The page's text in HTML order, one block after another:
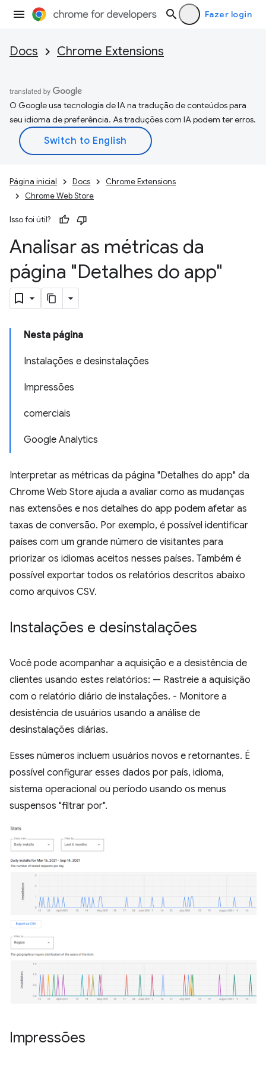
Fazer login
Docs Chrome Extensions
O Google usa tecnologia de IA na tradução de conteúdos para
seu idioma de preferência. As traduções com IA podem ter erros.
Página inicial Docs
Chrome Extensions
Chrome Web Store
Isso foi útil?
Analisar as métricas da
página "Detalhes do app"
Nesta página
Instalações e desinstalações
Impressões
comerciais
Google Analytics
Interpretar as métricas da página "Detalhes do app" da
Chrome Web Store ajuda a avaliar como as mudanças
nas extensões e nos detalhes do app podem afetar as
taxas de conversão. Por exemplo, é possível identificar
países com um grande número de visitantes para
priorizar os idiomas aceitos nesses países. Também é
possível exportar todos os relatórios descritos abaixo
como arquivos CSV.
Instalações e desinstalações
Você pode acompanhar a aquisição e a desistência de
clientes usando estes relatórios: — Rastreie a aquisição
com o relatório diário de instalações. - Monitore a
desistência de usuários usando a análise de
desinstalações diárias.
Esses números incluem usuários novos e retornantes. É
possível configurar esses dados por país, idioma,
sistema operacional ou período usando os menus
suspensos "filtrar por".
Impressões